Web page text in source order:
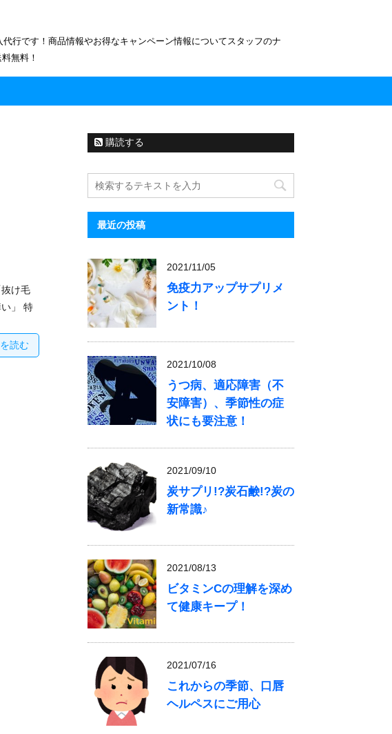
行です！商品情報やお得なキャンペーン情報についてスタッフのナ
無料！
け毛
」 特
読む
購読する
最近の投稿
2021/11/05
免疫力アップサプリメ
ント！
2021/10/08
うつ病、適応障害（不
安障害）、季節性の症
状にも要注意！
2021/09/10
炭サプリ!?炭石鹸!?炭の
新常識♪
2021/08/13
ビタミンCの理解を深め
て健康キープ！
2021/07/16
これからの季節、口唇
ヘルペスにご用心